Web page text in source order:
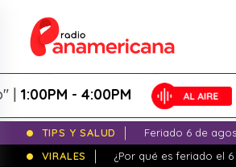
- 4:00PM
TIPS Y SALUD
Feriado 6 de
VIRALES
¿Por qué es feriado el